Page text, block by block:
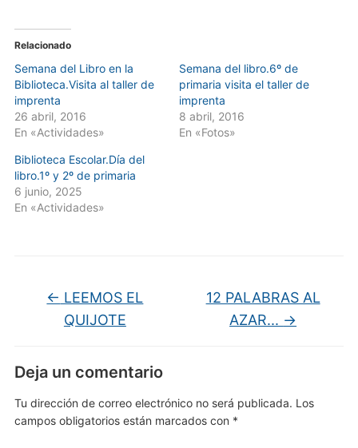
Relacionado
Semana del Libro en la
Biblioteca.Visita al taller de
imprenta
26 abril, 2016
En «Actividades»
Semana del libro.6º de
primaria visita el taller de
imprenta
8 abril, 2016
En «Fotos»
Biblioteca Escolar.Día del
libro.1º y 2º de primaria
6 junio, 2025
En «Actividades»
← LEEMOS EL
QUIJOTE
12 PALABRAS AL
AZAR... →
Deja un comentario
Tu dirección de correo electrónico no será publicada. Los
campos obligatorios están marcados con *